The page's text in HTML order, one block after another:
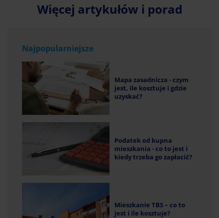
Więcej artykułów i porad
Najpopularniejsze
Mapa zasadnicza - czym
jest, ile kosztuje i gdzie
uzyskać?
Podatek od kupna
mieszkania - co to jest i
kiedy trzeba go zapłacić?
Mieszkanie TBS – co to
jest i ile kosztuje?